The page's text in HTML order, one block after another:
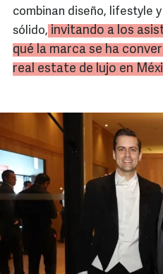
combinan diseño, lifestyle
sólido, invitando a los
qué la marca se ha
real estate de lujo en